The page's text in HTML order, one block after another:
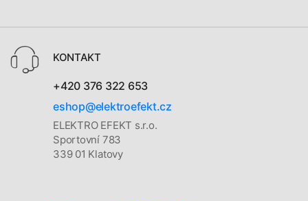
KONTAKT
+420 376 322 653
eshop@elektroefekt.cz
ELEKTRO EFEKT s.r.o.
Sportovní 783
339 01 Klatovy